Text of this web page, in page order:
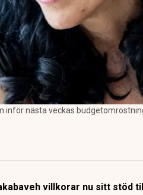
inför nästa veckas
villkorar nu sitt